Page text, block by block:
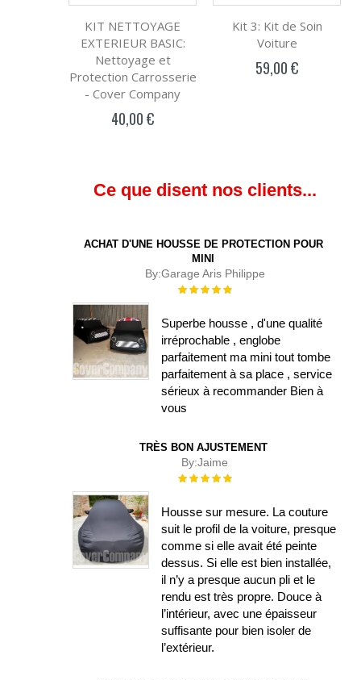
KIT NETTOYAGE
EXTERIEUR BASIC:
Nettoyage et
Protection Carrosserie
- Cover Company
40,00 €
Kit 3: Kit de Soin
Voiture
59,00 €
Ce que disent nos clients...
ACHAT D'UNE HOUSSE DE PROTECTION POUR
MINI
By:Garage Aris Philippe
Évaluation :
Superbe housse , d'une qualité
irréprochable , englobe
parfaitement ma mini tout tombe
parfaitement à sa place , service
sérieux à recommander Bien à
vous
TRÈS BON AJUSTEMENT
By:Jaime
Évaluation :
Housse sur mesure. La couture
suit le profil de la voiture, presque
comme si elle avait été peinte
dessus. Si elle est bien installée,
il n’y a presque aucun pli et le
rendu est très propre. Douce à
l’intérieur, avec une épaisseur
suffisante pour bien isoler de
l’extérieur.